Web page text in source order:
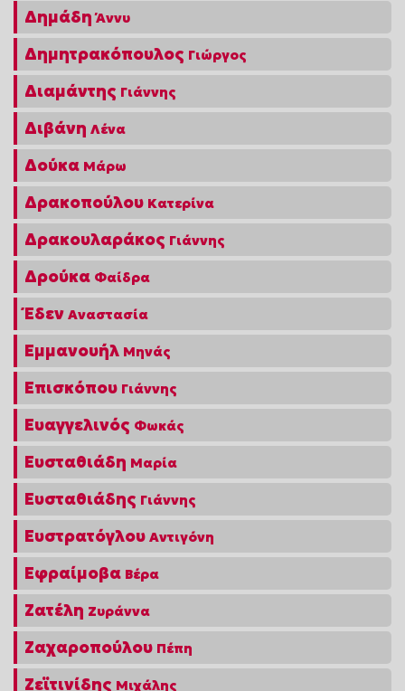
Δημάδη Άννυ
Δημητρακόπουλος Γιώργος
Διαμάντης Γιάννης
Διβάνη Λένα
Δούκα Μάρω
Δρακοπούλου Κατερίνα
Δρακουλαράκος Γιάννης
Δρούκα Φαίδρα
Έδεν Αναστασία
Εμμανουήλ Μηνάς
Επισκόπου Γιάννης
Ευαγγελινός Φωκάς
Ευσταθιάδη Μαρία
Ευσταθιάδης Γιάννης
Ευστρατόγλου Αντιγόνη
Εφραίμοβα Βέρα
Ζατέλη Ζυράννα
Ζαχαροπούλου Πέπη
Ζεϊτινίδης Μιχάλης